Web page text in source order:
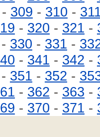
- 309 - 310 -
- 320 - 321 -
- 330 - 331 -
- 341 - 342 -
- 351 - 352 -
- 362 - 363 -
- 370 - 371 -